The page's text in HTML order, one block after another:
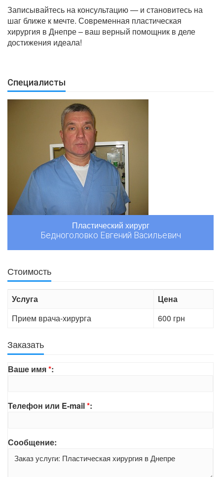
Записывайтесь на консультацию — и становитесь на
шаг ближе к мечте. Современная пластическая
хирургия в Днепре – ваш верный помощник в деле
достижения идеала!
Специалисты
Пластический хирург
Бедноголовко Евгений Васильевич
Стоимость
Услуга
Цена
Прием врача-хирурга
600 грн
Заказать
Ваше имя*:
Телефон или E-mail*:
Сообщение: